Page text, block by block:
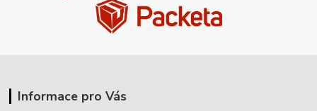
Informace pro Vás